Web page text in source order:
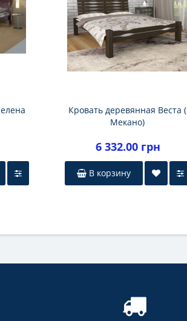
Кровать деревянная Веста (
Мекано)
6 332.00 грн
В корзину